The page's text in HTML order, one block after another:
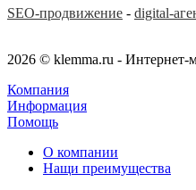
SEO-продвижение - digital-
2026 © klemma.ru - Интернет-
Компания
Информация
Помощь
О компании
Нащи преимущества